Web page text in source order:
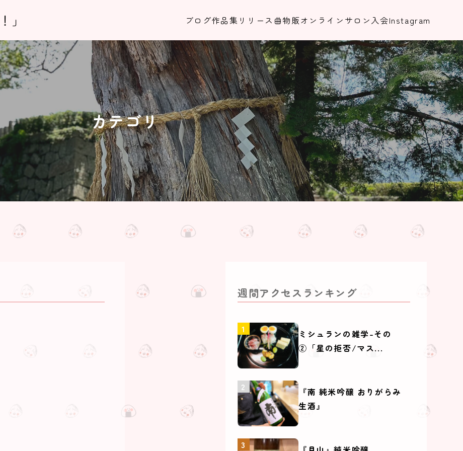
」 ブログ作品集 リリース曲物販オンラインサロン入会Instagram
週間アクセスランキング
ミシュランの雑学-その
②「星の拒否/マス...
『南 純米吟醸 おりがらみ
生酒』